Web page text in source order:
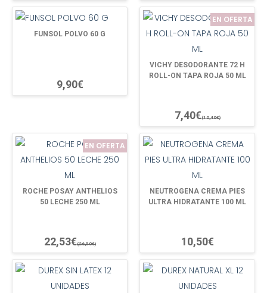
FUNSOL POLVO 60 G
9,90€
EN OFERTA
VICHY DESODORANTE 72 H
ROLL-ON TAPA ROJA 50 ML
7,40€(10,40€)
EN OFERTA
ROCHE POSAY ANTHELIOS
50 LECHE 250 ML
22,53€(26,50€)
NEUTROGENA CREMA PIES
ULTRA HIDRATANTE 100 ML
10,50€